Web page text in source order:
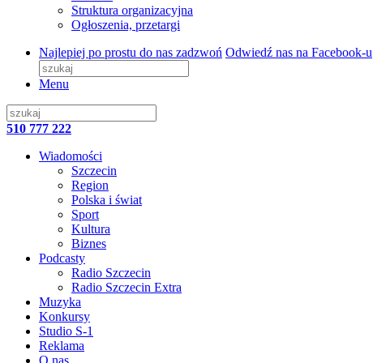
Struktura organizacyjna
Ogłoszenia, przetargi
Najlepiej po prostu do nas zadzwoń Odwiedź nas na Facebook-u
Menu
510 777 222
Wiadomości
Szczecin
Region
Polska i świat
Sport
Kultura
Biznes
Podcasty
Radio Szczecin
Radio Szczecin Extra
Muzyka
Konkursy
Studio S-1
Reklama